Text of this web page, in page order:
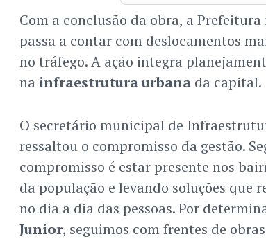
Com a conclusão da obra, a
passa a contar com deslocamentos
no tráfego. A ação integra
na infraestrutura urbanada capital.
O secretário municipal de
ressaltou o compromisso da gestão.
compromisso é estar presente nos
da população e levando soluções que
no dia a dia das pessoas. Por
Junior, seguimos com frentes de